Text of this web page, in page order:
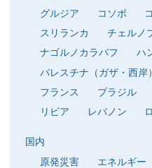
グルジア
コソボ
スリランカ
チェルノ
ナゴルノカラバフ
ハ
パレスチナ（ガザ・西岸）
フランス
ブラジル
リビア
レバノン
国内
原発災害
エネルギー